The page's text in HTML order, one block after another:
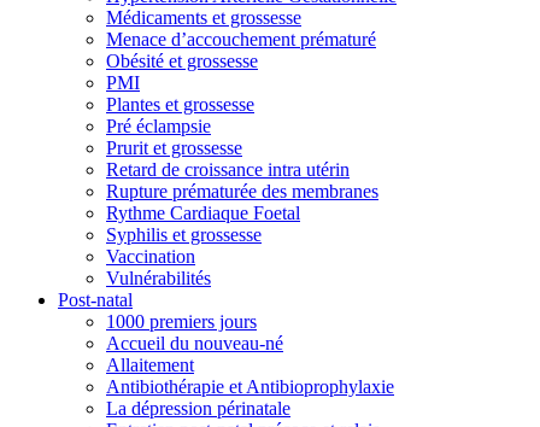
Médicaments et grossesse
Menace d’accouchement prématuré
Obésité et grossesse
PMI
Plantes et grossesse
Pré éclampsie
Prurit et grossesse
Retard de croissance intra utérin
Rupture prématurée des membranes
Rythme Cardiaque Foetal
Syphilis et grossesse
Vaccination
Vulnérabilités
Post-natal
1000 premiers jours
Accueil du nouveau-né
Allaitement
Antibiothérapie et Antibioprophylaxie
La dépression périnatale